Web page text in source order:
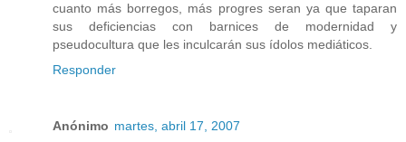
cuanto más borregos, más progres seran ya que taparan
sus deficiencias con barnices de modernidad y
pseudocultura que les inculcarán sus ídolos mediáticos.
Responder
Anónimo martes, abril 17, 2007